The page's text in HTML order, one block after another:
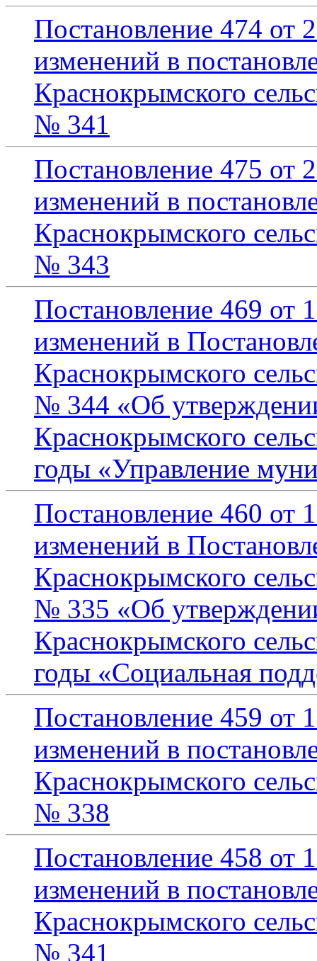
Постановление 474 от
изменений в
Краснокрымского
№ 341
Постановление 475 от
изменений в
Краснокрымского
№ 343
Постановление 469 от
изменений в
Краснокрымского
№ 344 «Об
Краснокрымского
годы «Управление
Постановление 460 от
изменений в
Краснокрымского
№ 335 «Об
Краснокрымского
годы «Социальная
Постановление 459 от
изменений в
Краснокрымского
№ 338
Постановление 458 от
изменений в
Краснокрымского
№ 341